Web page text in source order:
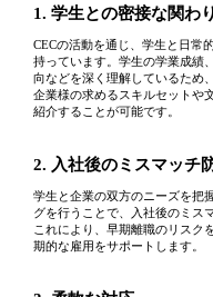
1. 学生との密接な関わり
CECの活動を通じ、学生と日常
持っています。学生の学業成績
向などを深く理解しているため、
企業様の求めるスキルセットや
紹介することが可能です。
2. 入社後のミスマッチ
学生と企業の双方のニーズを把
グを行うことで、入社後のミス
これにより、早期離職のリスク
期的な雇用をサポートします。